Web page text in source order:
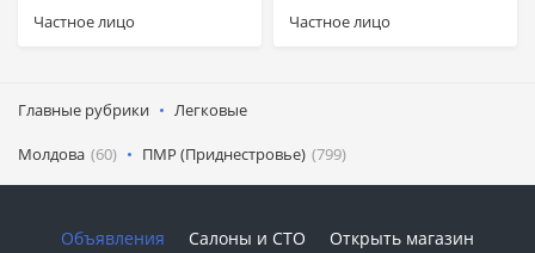
Частное лицо Частное лицо
Главные рубрики Легковые
Молдова (60) ПМР (Приднестровье) (799)
Объявления Салоны и СТО Открыть магазин